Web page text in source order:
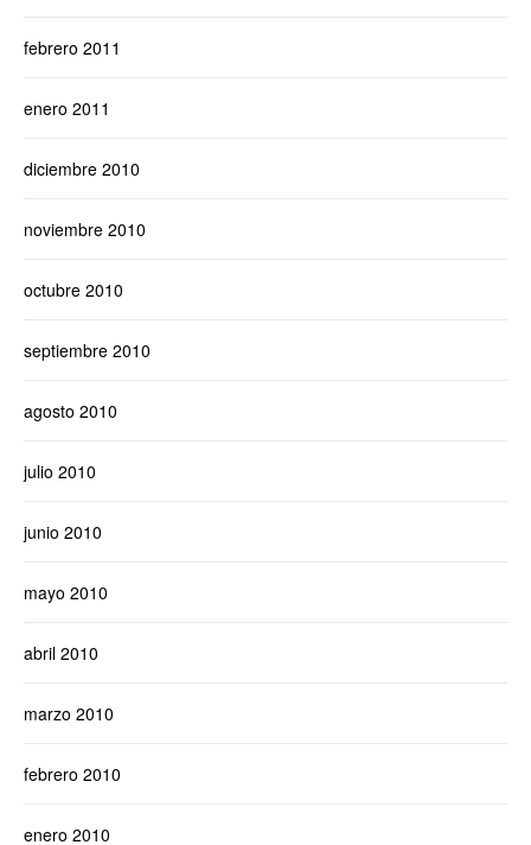
febrero 2011
enero 2011
diciembre 2010
noviembre 2010
octubre 2010
septiembre 2010
agosto 2010
julio 2010
junio 2010
mayo 2010
abril 2010
marzo 2010
febrero 2010
enero 2010